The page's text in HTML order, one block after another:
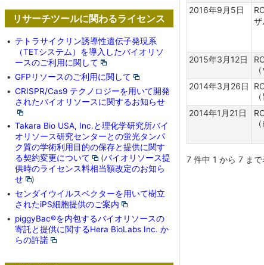
2016年9月5日
ザ
2015年3月12日
2014年3月26日
2014年1月21日
7 件中 1 から 7 ま
リサーチツールに関わるライセンス
• テトラサイクリン誘導性遺伝子発現系
（TETシステム）を導入したバイオリソ
ースのご利用に関して
• GFPリソースのご利用に関して
• CRISPR/Cas9 テクノロジーを用いて開発
されたバイオリソースに関するお知らせ
• Takara Bio USA, Inc.と理化学研究所バイ
オリソース研究センターとの蛍光タンパ
ク質の学術利用目的の保存と提供に関す
る契約変更について
(バイオリソース提
供時のライセンス料相当額改定のお知ら
せ
)
• センダイウイルスベクターを用いて樹立
されたiPS細胞提供のご案内
• piggyBac®を内包するバイオリソースの
寄託と提供に関するHera BioLabs Inc. か
らの許諾